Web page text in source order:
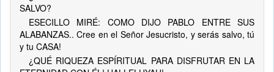
SALVO?
ESECILLO MIRÉ: COMO DIJO PABLO ENTRE SUS
ALABANZAS.. Cree en el Señor Jesucristo, y serás salvo, tú
y tu CASA!
¿QUÉ RIQUEZA ESPÍRITUAL PARA DISFRUTAR EN LA